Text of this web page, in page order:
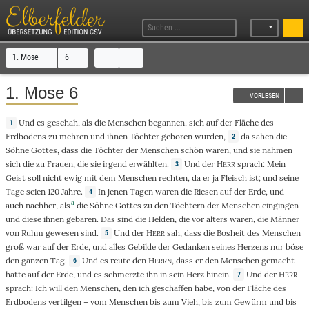
1. Mose 6
VORLESEN
1. Mose 6
1 Und esgeschah,als dieMenschen begannen, sichaufderFläche des
Erdbodens zu mehrenund ihnen Töchter geboren wurden, 2 da sahen die
Söhne Gottes, dass die Töchterder Menschen schönwaren, und sie nahmen
sich die zu Frauen, die sie irgend erwählten. 3 Und derHERR sprach: Mein
Geistsoll nicht ewigmit dem Menschen rechten, da er ja Fleischist; und seine
Tage seien 120 Jahre. 4 In jenen Tagen waren dieRiesen auf derErde, und
auch nachher, alsadie Söhne Gottes zu den Töchternder Menschen eingingen
und diese ihnen gebaren. Das sind die Helden, die vor alters waren, die Männer
von Ruhmgewesen sind. 5 Und derHERR sah,dass dieBosheit desMenschen
großwar auf der Erde, und alles Gebildeder Gedankenseines Herzens nur böse
den ganzen Tag. 6 Und esreute denHERRN,dass er denMenschen gemacht
hatte auf der Erde, und es schmerzteihn insein Herz hinein. 7 Und derHERR
sprach: Ich will den Menschen, denich geschaffenhabe, vonder Flächedes
Erdbodens vertilgen– vom Menschen bis zum Vieh, bis zum Gewürmund bis